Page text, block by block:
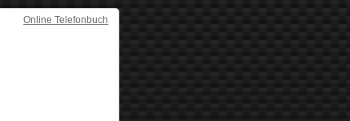
Online Telefonbuch